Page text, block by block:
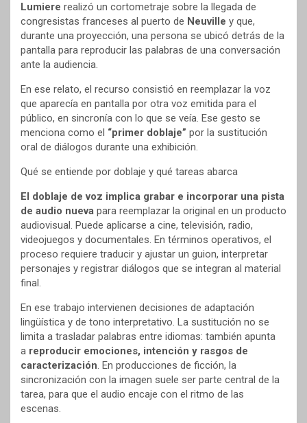
Lumiere realizó un cortometraje sobre la llegada de
congresistas franceses al puerto de Neuville y que,
durante una proyección, una persona se ubicó detrás de la
pantalla para reproducir las palabras de una conversación
ante la audiencia.
En ese relato, el recurso consistió en reemplazar la voz
que aparecía en pantalla por otra voz emitida para el
público, en sincronía con lo que se veía. Ese gesto se
menciona como el “primer doblaje” por la sustitución
oral de diálogos durante una exhibición.
Qué se entiende por doblaje y qué tareas abarca
El doblaje de voz implica grabar e incorporar una pista
de audio nueva para reemplazar la original en un producto
audiovisual. Puede aplicarse a cine, televisión, radio,
videojuegos y documentales. En términos operativos, el
proceso requiere traducir y ajustar un guion, interpretar
personajes y registrar diálogos que se integran al material
final.
En ese trabajo intervienen decisiones de adaptación
lingüística y de tono interpretativo. La sustitución no se
limita a trasladar palabras entre idiomas: también apunta
a reproducir emociones, intención y rasgos de
caracterización. En producciones de ficción, la
sincronización con la imagen suele ser parte central de la
tarea, para que el audio encaje con el ritmo de las
escenas.